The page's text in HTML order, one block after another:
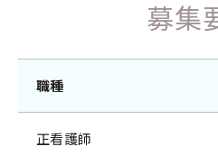
募集
職種
正看護師